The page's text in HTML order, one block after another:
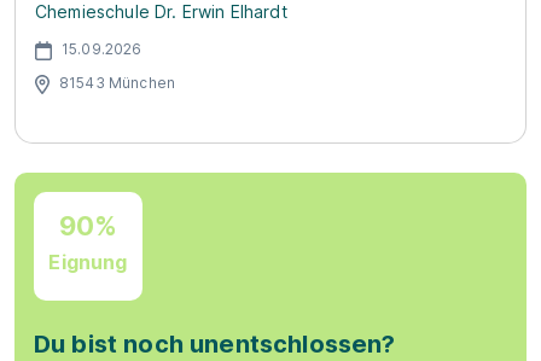
Chemieschule Dr. Erwin Elhardt
15.09.2026
81543 München
90%
Eignung
Du bist noch unentschlossen?